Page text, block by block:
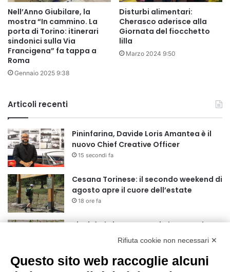
Nell’Anno Giubilare, la
mostra “In cammino. La
porta di Torino: itinerari
sindonici sulla Via
Francigena” fa tappa a
Roma
Gennaio 2025 9:38
Disturbi alimentari:
Cherasco aderisce alla
Giornata del fiocchetto
lilla
Marzo 2024 9:50
Articoli recenti
Pininfarina, Davide Loris Amantea è il
nuovo Chief Creative Officer
15 secondi fa
Cesana Torinese: il secondo weekend di
agosto apre il cuore dell’estate
18 ore fa
Siccità: Il Piemonte avvia le procedure
per la richiesta dello stato di calamità
19 ore fa
Rifiuta cookie non necessari ✕
Questo sito web raccoglie alcuni